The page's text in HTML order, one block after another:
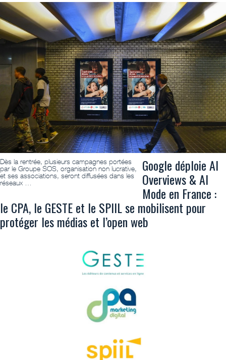
Dès la rentrée, plusieurs campagnes portées
par le Groupe SOS, organisation non lucrative,
et ses associations, seront diffusées dans les
réseaux …
Google déploie AI
Overviews & AI
Mode en France :
le CPA, le GESTE et le SPIIL se mobilisent pour
protéger les médias et l’open web